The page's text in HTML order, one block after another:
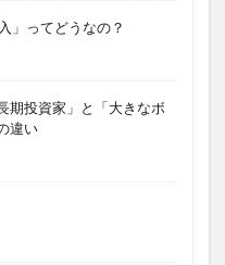
」ってどうなの？
期投資家」と「大きなボ
違い